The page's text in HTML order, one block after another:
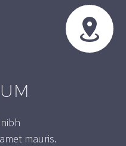


mauris.